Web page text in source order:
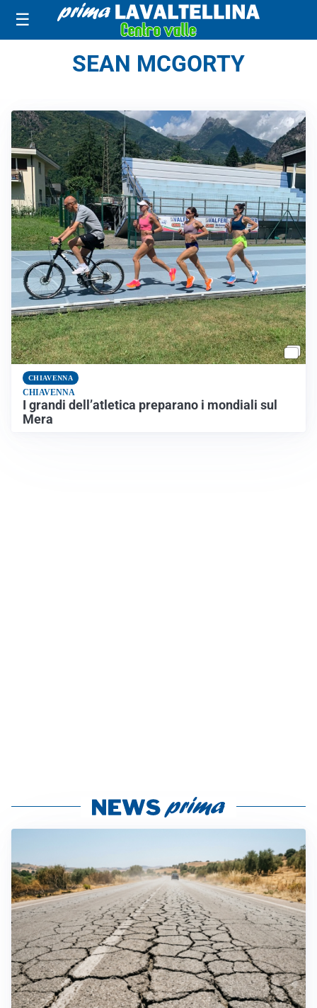
☰
SEAN MCGORTY
CHIAVENNA
CHIAVENNA
I grandi dell’atletica preparano i mondiali sul
Mera